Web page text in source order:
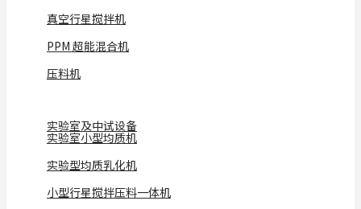
真空行星搅拌机
PPM 超能混合机
压料机
实验室及中试设备
实验室小型均质机
实验型均质乳化机
小型行星搅拌压料一体机